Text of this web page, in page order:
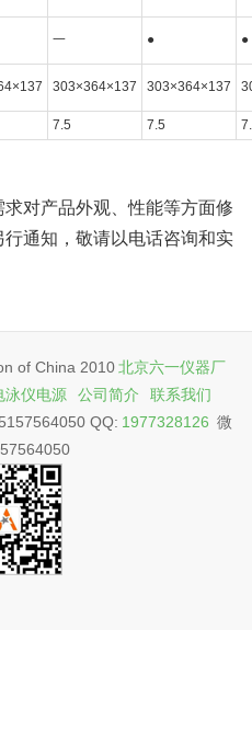
一 ● ●
303×364×137 303×364×137
7.5 7.5
对产品外观、性能等方面修
通知，敬请以电话咨询和实
of China 2010北京六一仪器厂
泳仪电源 公司简介
联系我们
QQ: 1977328126 微